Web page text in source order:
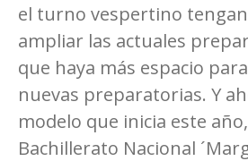
el turno vespertino
ampliar las actuales
que haya más espacio
nuevas preparatorias. Y
modelo que inicia este
Bachillerato Nacional